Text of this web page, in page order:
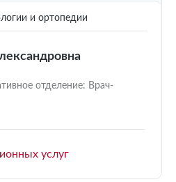
и ортопедии
отделение: Врач-
услуг